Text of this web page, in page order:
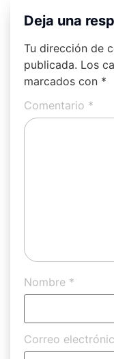
Deja una
Tu dirección de
publicada. Los
marcados con *
Comentario *
Nombre *
Correo